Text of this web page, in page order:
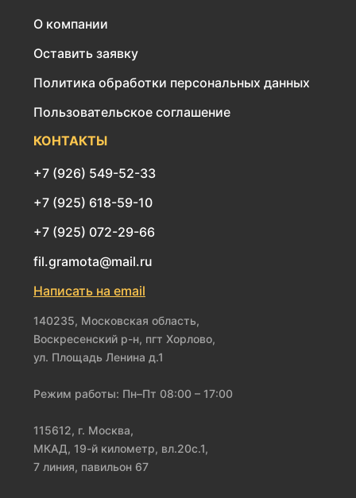
О компании
Оставить заявку
Политика обработки персональных данных
Пользовательское соглашение
КОНТАКТЫ
+7 (926) 549-52-33
+7 (925) 618-59-10
+7 (925) 072-29-66
fil.gramota@mail.ru
Написать на email
140235, Московская область,
Воскресенский р-н, пгт Хорлово,
ул. Площадь Ленина д.1
Режим работы: Пн–Пт 08:00 – 17:00
115612, г. Москва,
МКАД, 19-й километр, вл.20с.1,
7 линия, павильон 67